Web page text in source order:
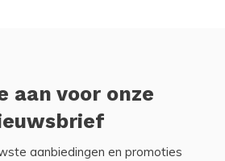
aan voor onze
aanbiedingen en promoties